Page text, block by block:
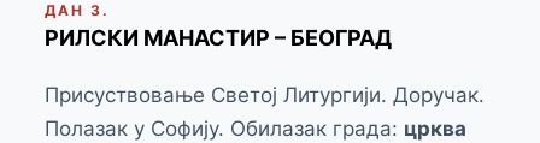
ДАН 3.
РИЛСКИ МАНАСТИР – БЕОГРАД
Присуствовање Светој Литургији. Доручак.
Полазак у Софију. Обилазак града: црква